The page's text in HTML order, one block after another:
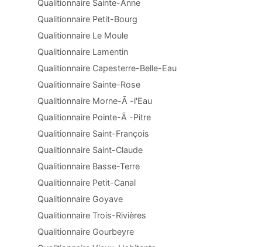
Qualitionnaire Sainte-Anne
Qualitionnaire Petit-Bourg
Qualitionnaire Le Moule
Qualitionnaire Lamentin
Qualitionnaire Capesterre-Belle-Eau
Qualitionnaire Sainte-Rose
Qualitionnaire Morne-Ã -l'Eau
Qualitionnaire Pointe-Ã -Pitre
Qualitionnaire Saint-François
Qualitionnaire Saint-Claude
Qualitionnaire Basse-Terre
Qualitionnaire Petit-Canal
Qualitionnaire Goyave
Qualitionnaire Trois-Rivières
Qualitionnaire Gourbeyre